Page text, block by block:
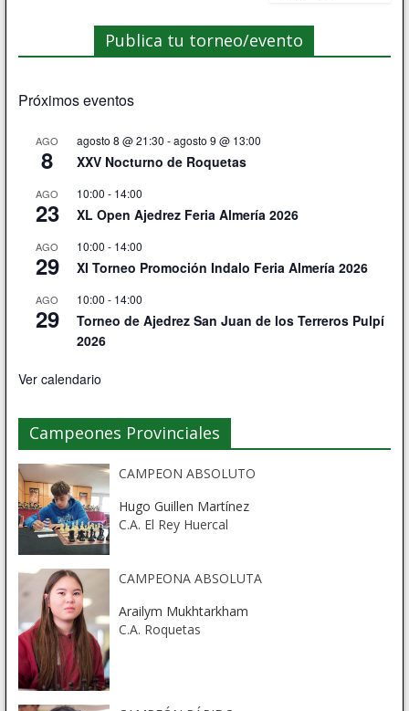
Publica tu torneo/evento
Próximos eventos
AGO
8
agosto 8 @ 21:30 -agosto 9 @ 13:00
XXV Nocturno de Roquetas
AGO
23
10:00 - 14:00
XL Open Ajedrez Feria Almería 2026
AGO
29
10:00 - 14:00
XI Torneo Promoción Indalo Feria Almería 2026
AGO
29
10:00 - 14:00
Torneo de Ajedrez San Juan de los Terreros Pulpí
2026
Ver calendario
Campeones Provinciales
CAMPEON ABSOLUTO
Hugo Guillen Martínez
C.A. El Rey Huercal
CAMPEONA ABSOLUTA
Arailym Mukhtarkham
C.A. Roquetas